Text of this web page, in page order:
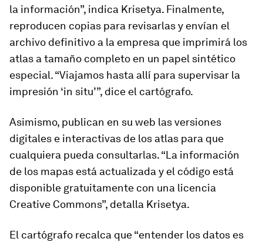
la información”, indica Krisetya. Finalmente,
reproducen copias para revisarlas y envían el
archivo definitivo a la empresa que imprimirá los
atlas a tamaño completo en un papel sintético
especial. “Viajamos hasta allí para supervisar la
impresión ‘in situ’”, dice el cartógrafo.
Asimismo, publican en su web las versiones
digitales e interactivas de los atlas para que
cualquiera pueda consultarlas. “La información
de los mapas está actualizada y el código está
disponible gratuitamente con una licencia
Creative Commons”, detalla Krisetya.
El cartógrafo recalca que “entender los datos es